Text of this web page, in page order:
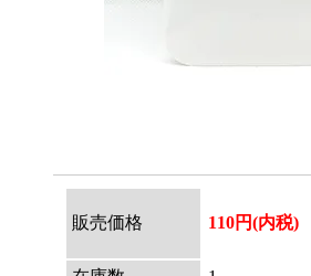
販売価格 110円(内税)